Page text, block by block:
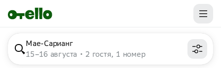
Мае-Сарианг
15–16 августа
2 гостя, 1 номер